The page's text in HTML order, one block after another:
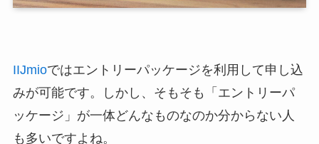
IIJmioではエントリーパッケージを利用して申し込
みが可能です。しかし、そもそも「エントリーパ
ッケージ」が一体どんなものなのか分からない人
も多いですよね。